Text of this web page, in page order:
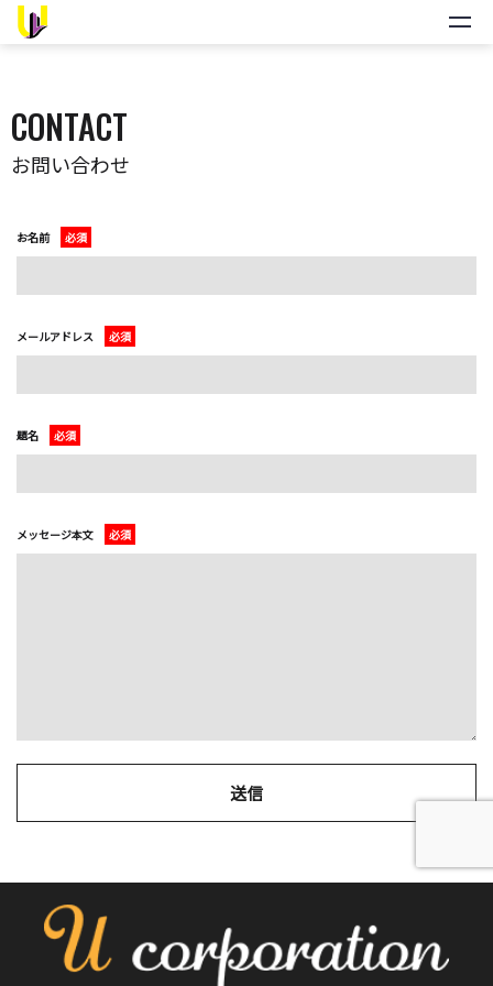
CONTACT
お問い合わせ
お名前
メールアドレス
題名
メッセージ本文